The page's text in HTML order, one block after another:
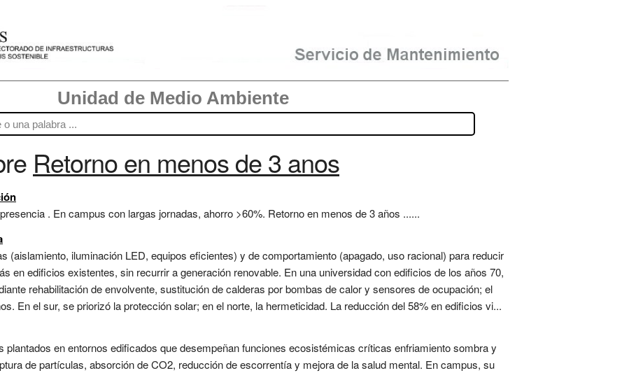
Unidad de Medio Ambiente
Retorno en menos de 3 anos
. En campus con largas jornadas, ahorro >60%. Retorno en menos de 3 años ......
(aislamiento, iluminación LED, equipos eficientes) y de comportamiento (apagado, uso racional) para reducir
en edificios existentes, sin recurrir a generación renovable. En una universidad con edificios de los años 70,
rehabilitación de envolvente, sustitución de calderas por bombas de calor y sensores de ocupación; el
En el sur, se priorizó la protección solar; en el norte, la hermeticidad. La reducción del 58% en edificios vi...
plantados en entornos edificados que desempeñan funciones ecosistémicas críticas enfriamiento sombra y
de partículas, absorción de CO2, reducción de escorrentía y mejora de la salud mental. En campus, su